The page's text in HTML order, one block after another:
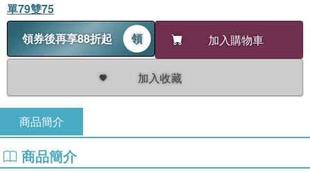
單79雙75
領券後再享88折起
領 加入購物車
加入收藏
商品簡介
商品簡介